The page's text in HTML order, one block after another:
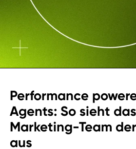
Performance
Agents: So sieht das
Marketing-Team
aus